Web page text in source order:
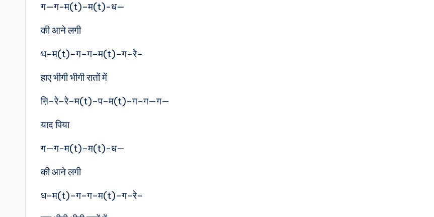
ग—ग-म(t)–म(t)-ध—
की आने लगी
ध–म(t)–ग–ग–म(t)–ग–रे–
हाए भीगी भीगी रातों में
ऩि–रे–रे–म(t)–प–म(t)–ग–ग—ग—
याद पिया
ग—ग-म(t)–म(t)-ध—
की आने लगी
ध–म(t)–ग–ग–म(t)–ग–रे–